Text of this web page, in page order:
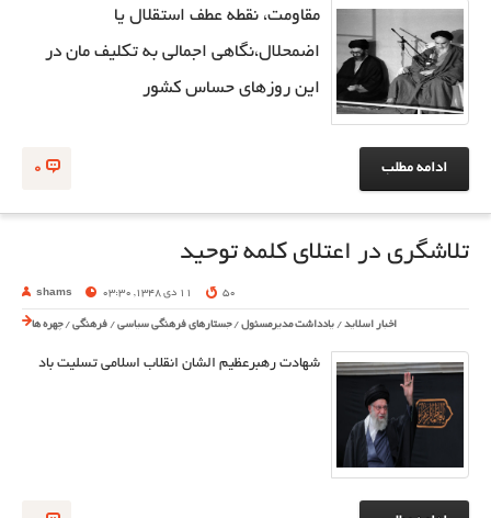
مقاومت، نقطه عطف استقلال یا
اضمحلال،نگاهی اجمالی به تکلیف مان در
این روزهای حساس کشور
0 ادامه مطلب
تلاشگری در اعتلای کلمه توحید
shams 11 دی 1348, 03:30 50
اخبار اسلاید / یادداشت مدیرمسئول /جستارهای فرهنگی سیاسی / فرهنگی /چهره ها
شهادت رهبرعظیم الشان انقلاب اسلامی تسلیت باد